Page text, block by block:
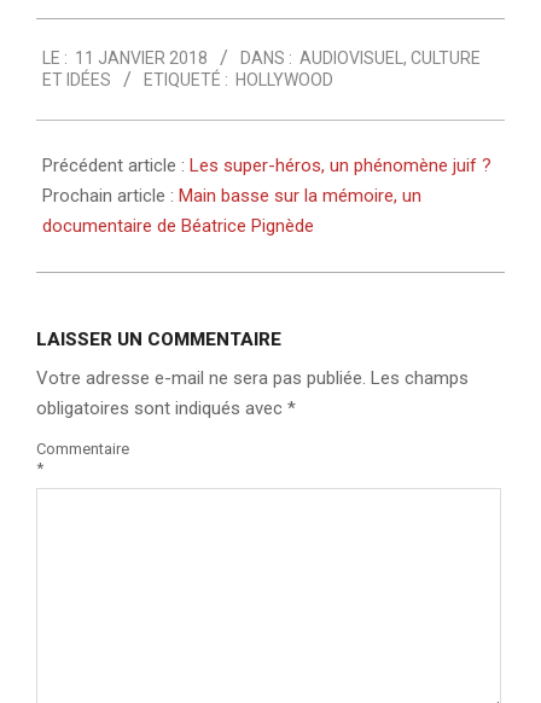
01-
11
LE : 11 JANVIER 2018 DANS : AUDIOVISUEL, CULTURE
ET IDÉES
ETIQUETÉ : HOLLYWOOD
Précédent article : Les super-héros, un phénomène juif ?
Prochain article : Main basse sur la mémoire, un
documentaire de Béatrice Pignède
LAISSER UN COMMENTAIRE
Votre adresse e-mail ne sera pas publiée. Les champs
obligatoires sont indiqués avec *
Commentaire
*